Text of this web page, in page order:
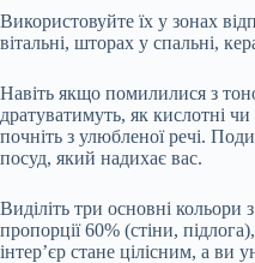
Використовуйте їх у зонах
вітальні, шторах у спальні,
Навіть якщо помилилися з
дратуватимуть, як кислотні
почніть з улюбленої речі.
посуд, який надихає вас.
Виділіть три основні кольори
пропорції 60% (стіни,
інтер’єр стане цілісним, а ви